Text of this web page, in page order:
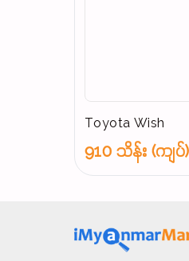
Toyota Wish
910 သိန်း (ကျပ်)